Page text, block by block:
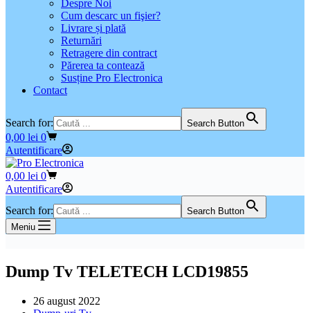
Despre Noi
Cum descarc un fişier?
Livrare și plată
Returnări
Retragere din contract
Părerea ta contează
Susține Pro Electronica
Contact
Search for: Search Button
Coș
de
cumpărături
0,00 lei 0
Autentificare
Coș
de
cumpărături
0,00 lei 0
Autentificare
Search for:
Search Button
Meniu
Dump Tv TELETECH LCD19855
26 august 2022